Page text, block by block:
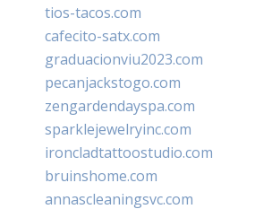
tios-tacos.com
cafecito-satx.com
graduacionviu2023.com
pecanjackstogo.com
zengardendayspa.com
sparklejewelryinc.com
ironcladtattoostudio.com
bruinshome.com
annascleaningsvc.com